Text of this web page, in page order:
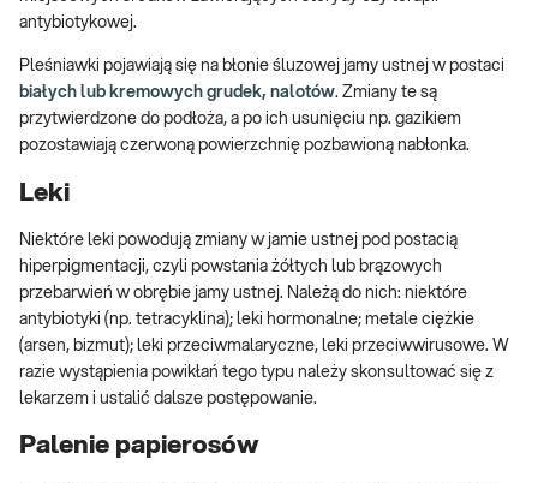
antybiotykowej.
Pleśniawki pojawiają się na błonie śluzowej jamy ustnej w postaci
białych lub kremowych grudek, nalotów. Zmiany te są
przytwierdzone do podłoża, a po ich usunięciu np. gazikiem
pozostawiają czerwoną powierzchnię pozbawioną nabłonka.
Leki
Niektóre leki powodują zmiany w jamie ustnej pod postacią
hiperpigmentacji, czyli powstania żółtych lub brązowych
przebarwień w obrębie jamy ustnej. Należą do nich: niektóre
antybiotyki (np. tetracyklina); leki hormonalne; metale ciężkie
(arsen, bizmut); leki przeciwmalaryczne, leki przeciwwirusowe. W
razie wystąpienia powikłań tego typu należy skonsultować się z
lekarzem i ustalić dalsze postępowanie.
Palenie papierosów